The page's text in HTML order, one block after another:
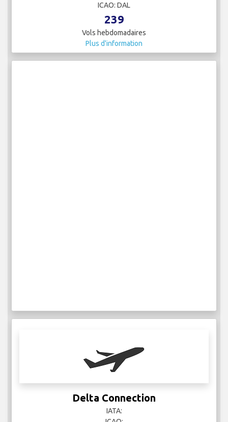
ICAO: DAL
239
Vols hebdomadaires
Plus d'information
Delta Connection
IATA: